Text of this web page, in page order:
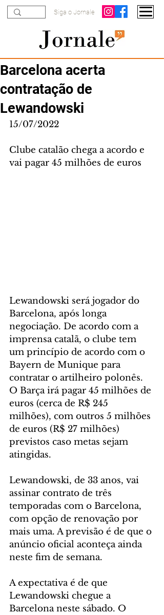
Siga o Jornale
Barcelona acerta
contratação de
Lewandowski
15/07/2022
Clube catalão chega a acordo e
vai pagar 45 milhões de euros
Lewandowski será jogador do
Barcelona, após longa
negociação. De acordo com a
imprensa catalã, o clube tem
um princípio de acordo com o
Bayern de Munique para
contratar o artilheiro polonês.
O Barça irá pagar 45 milhões de
euros (cerca de R$ 245
milhões), com outros 5 milhões
de euros (R$ 27 milhões)
previstos caso metas sejam
atingidas.
Lewandowski, de 33 anos, vai
assinar contrato de três
temporadas com o Barcelona,
com opção de renovação por
mais uma. A previsão é de que o
anúncio oficial aconteça ainda
neste fim de semana.
A expectativa é de que
Lewandowski chegue a
Barcelona neste sábado. O